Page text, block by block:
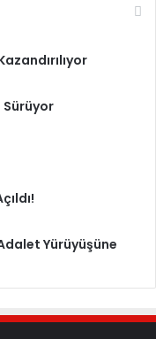
Sürüyor
Yürüyüşüne